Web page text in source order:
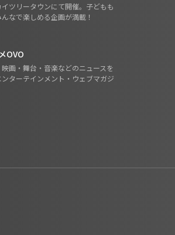
ツリータウンにて開催。子どもも
なで楽しめる企画が満載！
OVO
映画・舞台・音楽などのニュースを
ンターテインメント・ウェブマガジ